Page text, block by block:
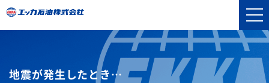
地震が発生したとき…